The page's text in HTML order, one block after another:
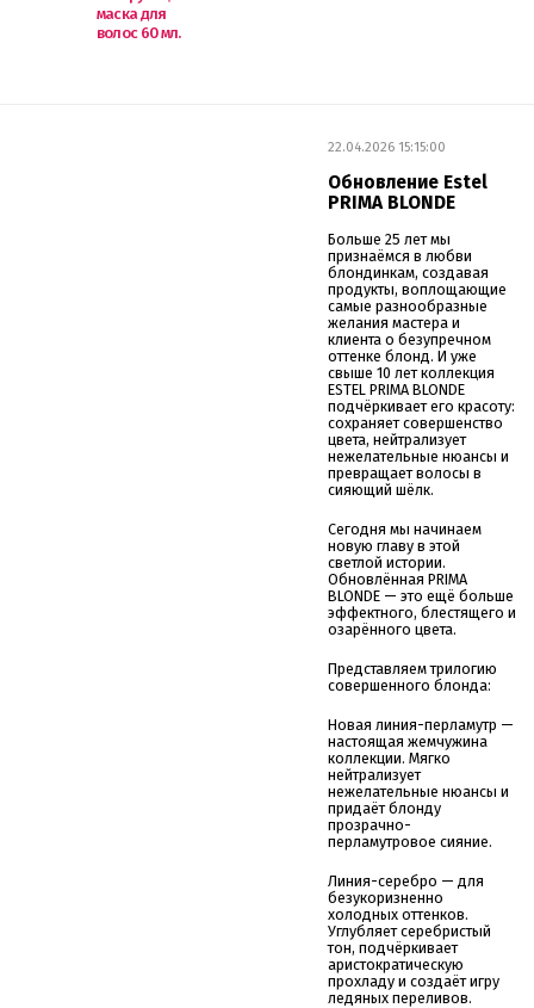
маска для
волос 60 мл.
22.04.2026 15:15:00
Обновление Estel
PRIMA BLONDE
Больше 25 лет мы
признаёмся в любви
блондинкам, создавая
продукты, воплощающие
самые разнообразные
желания мастера и
клиента о безупречном
оттенке блонд. И уже
свыше 10 лет коллекция
ESTEL PRIMA BLONDE
подчёркивает его красоту:
сохраняет совершенство
цвета, нейтрализует
нежелательные нюансы и
превращает волосы в
сияющий шёлк.
Сегодня мы начинаем
новую главу в этой
светлой истории.
Обновлённая PRIMA
BLONDE — это ещё больше
эффектного, блестящего и
озарённого цвета.
Представляем трилогию
совершенного блонда:
Новая линия-перламутр —
настоящая жемчужина
коллекции. Мягко
нейтрализует
нежелательные нюансы и
придаёт блонду
прозрачно-
перламутровое сияние.
Линия-серебро — для
безукоризненно
холодных оттенков.
Углубляет серебристый
тон, подчёркивает
аристократическую
прохладу и создаёт игру
ледяных переливов.